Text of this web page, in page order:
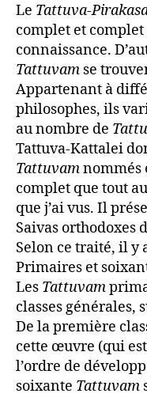
Le Tattuva-
complet et complet
connaissance.
Tattuvam se
Appartenant à
philosophes, ils
au nombre de
Tattuva-Kattalei
Tattuvamnommés
complet que tout
que j’ai vus. Il
Saivas orthodoxes
Selon ce traité, il y
Primaires et
Les Tattuvam
classes générales,
De la première
cette œuvre (qui
l’ordre de
soixante Tattuvam